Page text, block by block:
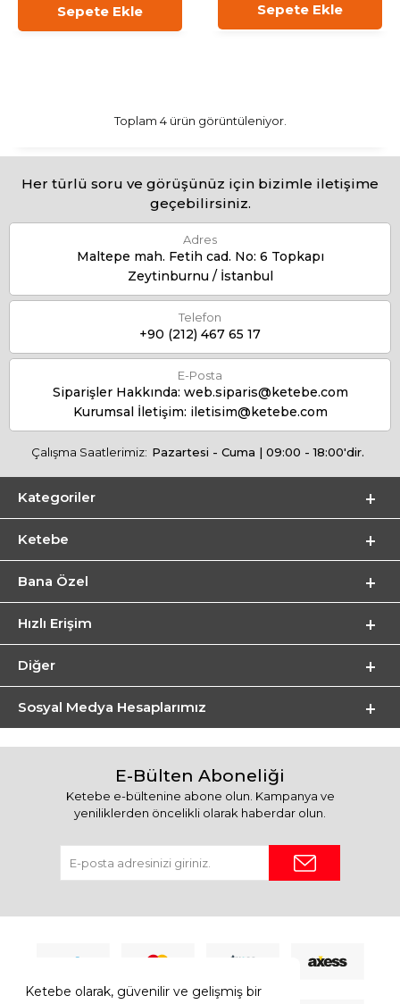
Ketebe olarak, güvenilir ve gelişmiş bir
Sepete Ekle Sepete Ekle
Toplam 4 ürün görüntüleniyor.
Her türlü soru ve görüşünüz için bizimle iletişime
geçebilirsiniz.
Adres
Maltepe mah. Fetih cad. No: 6 Topkapı
Zeytinburnu / İstanbul
Telefon
+90 (212) 467 65 17
E-Posta
Siparişler Hakkında: web.siparis@ketebe.com
Kurumsal İletişim: iletisim@ketebe.com
Çalışma Saatlerimiz: Pazartesi - Cuma | 09:00 - 18:00'dir.
Kategoriler
Ketebe
Bana Özel
Hızlı Erişim
Diğer
Sosyal Medya Hesaplarımız
E-Bülten Aboneliği
Ketebe e-bültenine abone olun. Kampanya ve
yeniliklerden öncelikli olarak haberdar olun.